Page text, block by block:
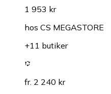
1 953 kr
hos CS MEGASTORE
+11 butiker
fr. 2 240 kr